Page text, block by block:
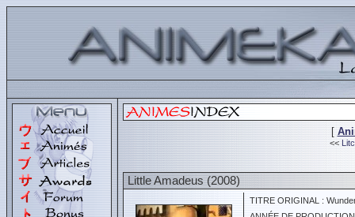
[
<<
Little Amadeus (2008)
TITRE ORIGINAL :